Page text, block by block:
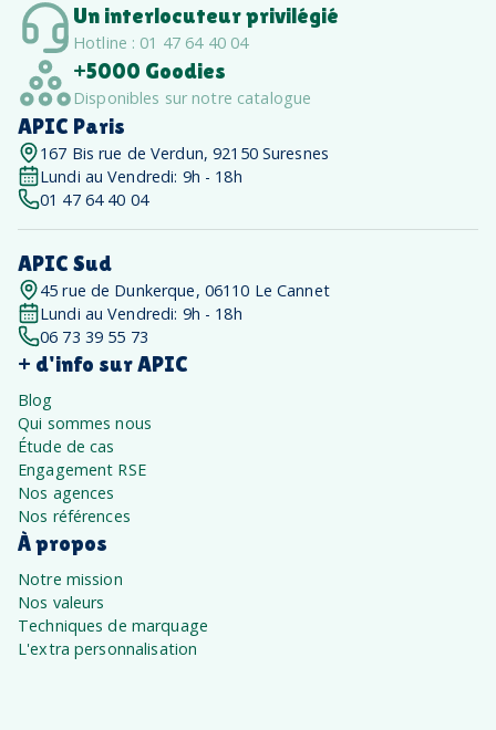
Un interlocuteur privilégié
Hotline : 01 47 64 40 04
+5000 Goodies
Disponibles sur notre catalogue
APIC Paris
167 Bis rue de Verdun, 92150 Suresnes
Lundi au Vendredi: 9h - 18h
01 47 64 40 04
APIC Sud
45 rue de Dunkerque, 06110 Le Cannet
Lundi au Vendredi: 9h - 18h
06 73 39 55 73
+ d'info sur APIC
Blog
Qui sommes nous
Étude de cas
Engagement RSE
Nos agences
Nos références
À propos
Notre mission
Nos valeurs
Techniques de marquage
L'extra personnalisation